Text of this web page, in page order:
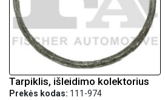
Tarpiklis, išleidimo kolektorius
Prekės kodas: 111-974